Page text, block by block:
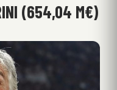
(654,04 M€)